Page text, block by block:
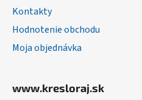
Kontakty
Hodnotenie obchodu
Moja objednávka
www.kresloraj.sk